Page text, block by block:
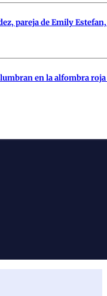
pareja de Emily
en la alfombra roja